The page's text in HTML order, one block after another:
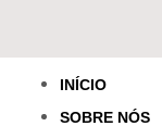
INÍCIO
SOBRE NÓS